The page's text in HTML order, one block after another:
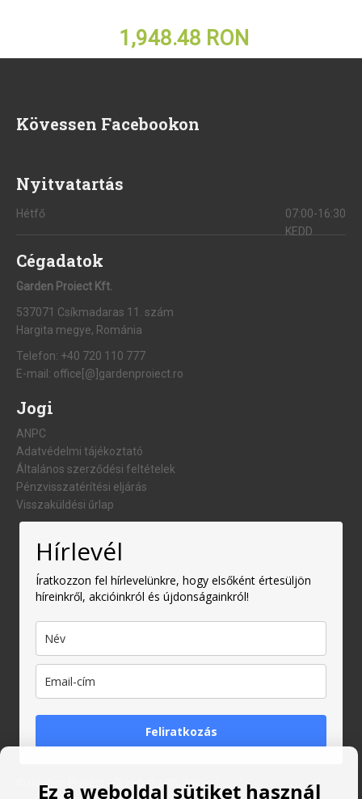
1,948.48 RON
Kövessen Facebookon
Nyitvatartás
Hétfő
07:00-16:30
KEDD
Cégadatok
Garden Proiect Kft.
537071 Csíkmadaras 11. szám
Hargita megye, Románia
Telefon: +40 720 110 777
E-mail: office[@]gardenproiect.ro
Jogi
ANPC
Adatvédelmi tájékoztató
Általános szerződési feltételek
Pénzvisszatérítési eljárás
Visszaküldési űrlap
Hírlevél
Íratkozzon fel hírlevelünkre, hogy elsőként értesüljön
híreinkről, akcióinkról és újdonságainkról!
Feliratkozás
© Garden Proiect - Created with Soldigo
Ez a weboldal sütiket használ